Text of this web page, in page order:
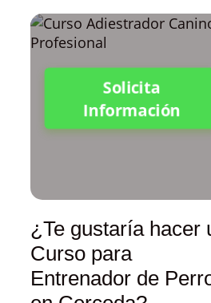
Solicita
Información
¿Te gustaría hacer
Curso para
Entrenador de